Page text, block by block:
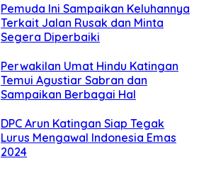
Pemuda Ini Sampaikan Keluhannya
Terkait Jalan Rusak dan Minta
Segera Diperbaiki
Perwakilan Umat Hindu Katingan
Temui Agustiar Sabran dan
Sampaikan Berbagai Hal
DPC Arun Katingan Siap Tegak
Lurus Mengawal Indonesia Emas
2024